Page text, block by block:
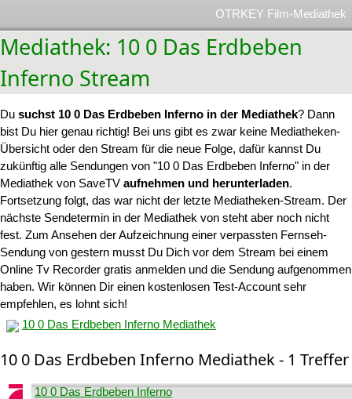
OTRKEY Film-Mediathek
Mediathek: 10 0 Das Erdbeben
Inferno Stream
Du suchst 10 0 Das Erdbeben Inferno in der Mediathek? Dann
bist Du hier genau richtig! Bei uns gibt es zwar keine Mediatheken-
Übersicht oder den Stream für die neue Folge, dafür kannst Du
zukünftig alle Sendungen von "10 0 Das Erdbeben Inferno" in der
Mediathek von SaveTV aufnehmen und herunterladen.
Fortsetzung folgt, das war nicht der letzte Mediatheken-Stream. Der
nächste Sendetermin in der Mediathek von steht aber noch nicht
fest. Zum Ansehen der Aufzeichnung einer verpassten Fernseh-
Sendung von gestern musst Du Dich vor dem Stream bei einem
Online Tv Recorder gratis anmelden und die Sendung aufgenommen
haben. Wir können Dir einen kostenlosen Test-Account sehr
empfehlen, es lohnt sich!
10 0 Das Erdbeben Inferno Mediathek
10 0 Das Erdbeben Inferno Mediathek - 1 Treffer
10 0 Das Erdbeben Inferno